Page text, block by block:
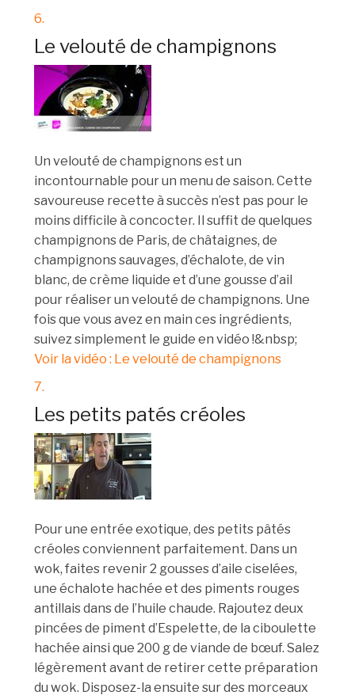
6.
Le velouté de champignons
Un velouté de champignons est un
incontournable pour un menu de saison. Cette
savoureuse recette à succès n’est pas pour le
moins difficile à concocter. Il suffit de quelques
champignons de Paris, de châtaignes, de
champignons sauvages, d’échalote, de vin
blanc, de crème liquide et d’une gousse d’ail
pour réaliser un velouté de champignons. Une
fois que vous avez en main ces ingrédients,
suivez simplement le guide en vidéo !&nbsp;
Voir la vidéo : Le velouté de champignons
7.
Les petits patés créoles
Pour une entrée exotique, des petits pâtés
créoles conviennent parfaitement. Dans un
wok, faites revenir 2 gousses d’aile ciselées,
une échalote hachée et des piments rouges
antillais dans de l’huile chaude. Rajoutez deux
pincées de piment d’Espelette, de la ciboulette
hachée ainsi que 200 g de viande de bœuf. Salez
légèrement avant de retirer cette préparation
du wok. Disposez-la ensuite sur des morceaux